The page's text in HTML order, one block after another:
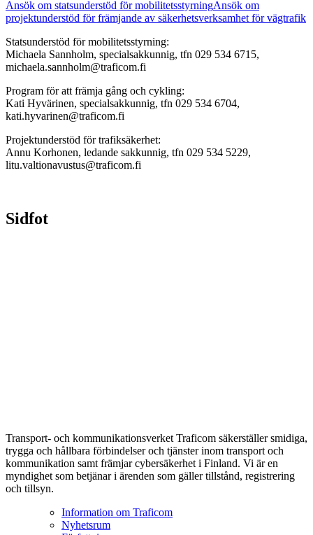
Ansök om statsunderstöd för mobilitetsstyrningAnsök om
projektunderstöd för främjande av säkerhetsverksamhet för vägtrafik
Statsunderstöd för mobilitetsstyrning:
Michaela Sannholm, specialsakkunnig, tfn 029 534 6715,
michaela.sannholm@traficom.fi
Program för att främja gång och cykling:
Kati Hyvärinen, specialsakkunnig, tfn 029 534 6704,
kati.hyvarinen@traficom.fi
Projektunderstöd för trafiksäkerhet:
Annu Korhonen, ledande sakkunnig, tfn 029 534 5229,
litu.valtionavustus@traficom.fi
Sidfot
Transport- och kommunikationsverket Traficom säkerställer smidiga,
trygga och hållbara förbindelser och tjänster inom transport och
kommunikation samt främjar cybersäkerhet i Finland. Vi är en
myndighet som betjänar i ärenden som gäller tillstånd, registrering
och tillsyn.
Information om Traficom
Nyhetsrum